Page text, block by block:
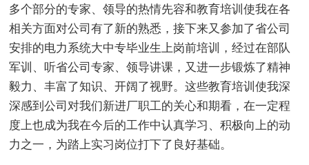
多个部分的专家、领导的热情先容和教育培训使我在各
相关方面对公司有了新的熟悉，接下来又参加了省公司
安排的电力系统大中专毕业生上岗前培训，经过在部队
军训、听省公司专家、领导讲课，又进一步锻炼了精神
毅力、丰富了知识、开阔了视野。这些教育培训使我深
深感到公司对我们新进厂职工的关心和期看，在一定程
度上也成为我在今后的工作中认真学习、积极向上的动
力之一，为踏上实习岗位打下了良好基础。